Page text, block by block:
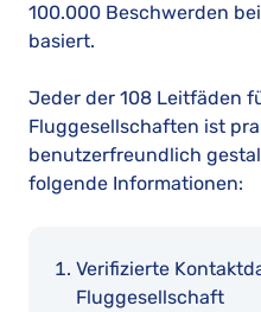
100.000 Beschwerden
basiert.
Jeder der 108 Leitfäden
Fluggesellschaften ist
benutzerfreundlich
folgende Informationen:
Verifizierte
Fluggesellschaft